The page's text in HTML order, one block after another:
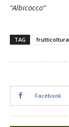
“Albicocco”
TAG frutticoltura
Facebook